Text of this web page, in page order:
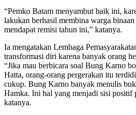
“Pemko Batam menyambut baik ini,
lakukan berhasil membina warga
mendapat remisi tahun ini,” katanya.
Ia mengatakan Lembaga
transformasi diri karena banyak orang
“Jika mau berbicara soal Bung Karno
Hatta, orang-orang pergerakan itu
cukup. Bung Karno banyak menulis
Hamka. Ini hal yang menjadi sisi positif
katanya.